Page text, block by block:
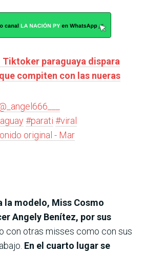
Tiktoker paraguaya dispara
compiten con las nueras
#parati #viral
original - Mar
la modelo, Miss Cosmo
Angely Benítez, por sus
con otras misses como con sus
En el cuarto lugar se